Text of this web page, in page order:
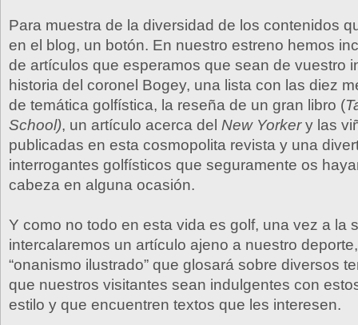
Para muestra de la diversidad de los contenidos
en el blog, un botón. En nuestro estreno hemos
de artículos que esperamos que sean de vuestro
historia del coronel Bogey, una lista con las diez
de temática golfística, la reseña de un gran libro (
School), un artículo acerca del New Yorkery las
publicadas en esta cosmopolita revista y una
interrogantes golfísticos que seguramente os
cabeza en alguna ocasión.
Y como no todo en esta vida es golf, una vez a la
intercalaremos un artículo ajeno a nuestro
“onanismo ilustrado” que glosará sobre diversos
que nuestros visitantes sean indulgentes con
estilo y que encuentren textos que les interesen.